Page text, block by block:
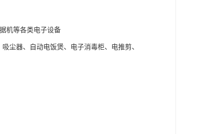
机等各类电子设备
尘器、自动电饭煲、电子消毒柜、电推剪、